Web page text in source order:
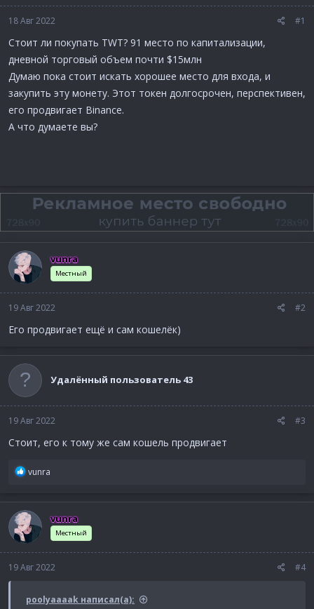
18 Авг 2022 #1
Стоит ли покупать TWT? 91 место по капитализации,
дневной торговый объем почти $15млн
Думаю пока стоит искать хорошее место для входа, и
закупить эту монету. Этот токен долгосрочен, перспективен,
его продвигает Binance.
А что думаете вы?
vunra
Местный
19 Авг 2022 #2
Его продвигает ещё и сам кошелёк)
Удалённый пользователь 43
19 Авг 2022 #3
Стоит, его к тому же сам кошель продвигает
Р
к
ц
и
и
vunra
vunra
Местный
19 Авг 2022 #4
poolyaaaak написал(а):